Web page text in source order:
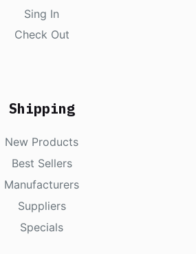
Sing In
Check Out
Shipping
New Products
Best Sellers
Manufacturers
Suppliers
Specials